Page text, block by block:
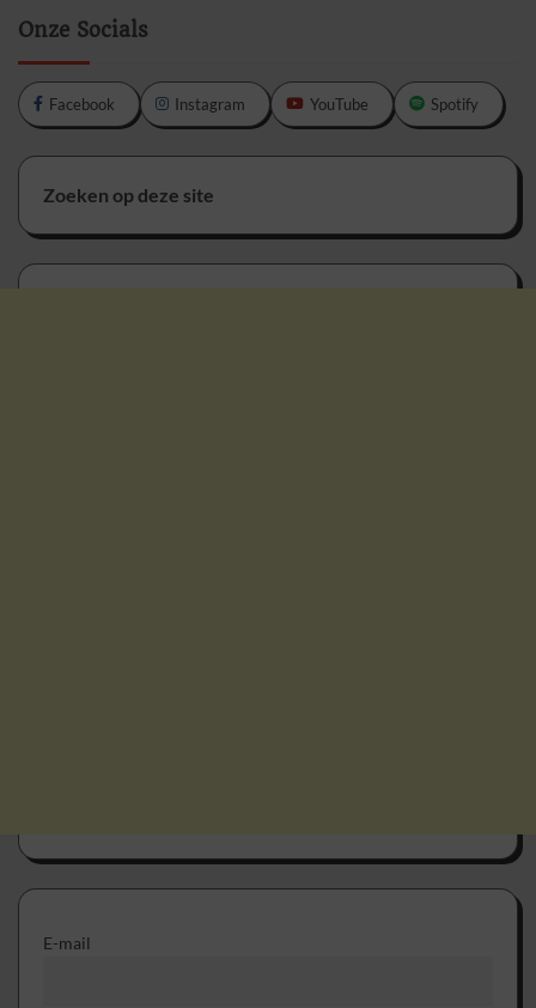
Onze Socials
Facebook Instagram YouTube Spotify
Zoeken op deze site
E-mail